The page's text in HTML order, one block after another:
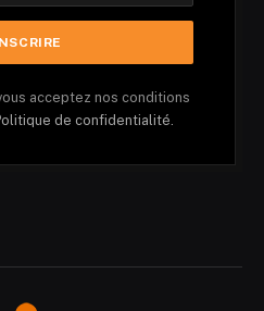
acceptez nos conditions
de confidentialité.